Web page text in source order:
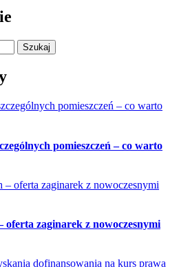
pomieszczeń – co warto
oferta zaginarek z nowoczesnymi